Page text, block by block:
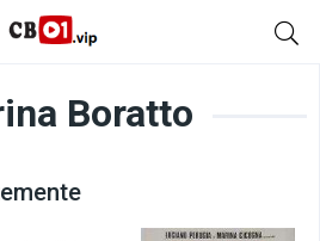
Boratto